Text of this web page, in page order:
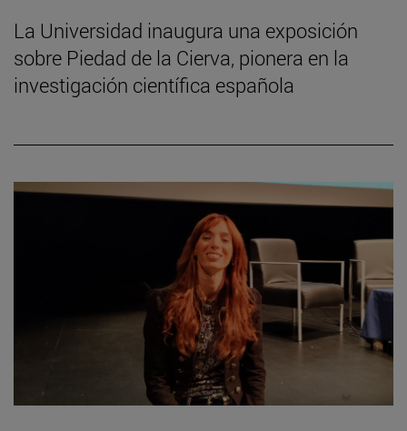
La Universidad inaugura una exposición
sobre Piedad de la Cierva, pionera en la
investigación científica española